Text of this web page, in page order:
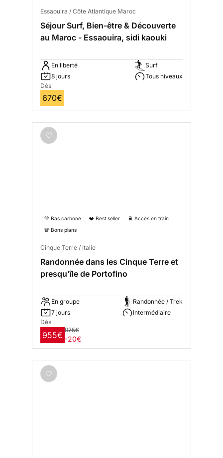
Essaouira / Côte Atlantique Maroc
Séjour Surf, Bien-être & Découverte
au Maroc - Essaouira, sidi kaouki
En liberté
8 jours
Surf
Tous niveaux
Dès
670€
💚 Bas carbone ❤️ Best seller
🚆 Accès en train
🚨 Bons plans
Cinque Terre / Italie
Randonnée dans les Cinque Terre et
presqu'île de Portofino
En groupe
7 jours
Randonnée / Trek
Intermédiaire
Dès
955€
975€
-20€